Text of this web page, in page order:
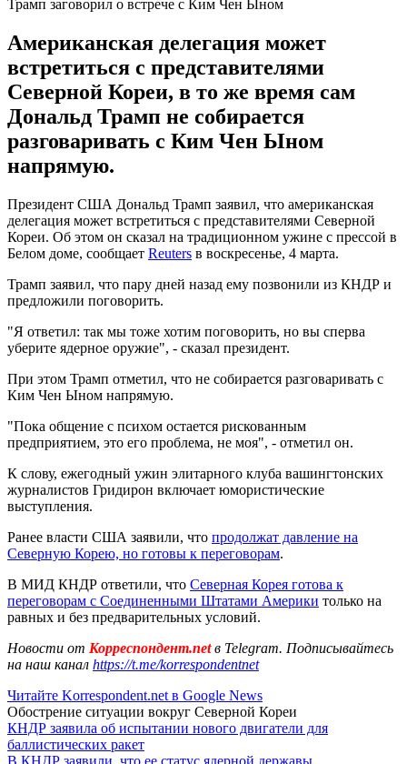
Трамп заговорил о встрече с Ким Чен Ыном
Американская делегация может
встретиться с представителями
Северной Кореи, в то же время сам
Дональд Трамп не собирается
разговаривать с Ким Чен Ыном
напрямую.
Президент США Дональд Трамп заявил, что американская
делегация может встретиться с представителями Северной
Кореи. Об этом он сказал на традиционном ужине с прессой в
Белом доме, сообщает Reuters в воскресенье, 4 марта.
Трамп заявил, что пару дней назад ему позвонили из КНДР и
предложили поговорить.
"Я ответил: так мы тоже хотим поговорить, но вы сперва
уберите ядерное оружие", - сказал президент.
При этом Трамп отметил, что не собирается разговаривать с
Ким Чен Ыном напрямую.
"Пока общение с психом остается рискованным
предприятием, это его проблема, не моя", - отметил он.
К слову, ежегодный ужин элитарного клуба вашингтонских
журналистов Гридирон включает юмористические
выступления.
Ранее власти США заявили, что продолжат давление на
Северную Корею, но готовы к переговорам.
В МИД КНДР ответили, что Северная Корея готова к
переговорам с Соединенными Штатами Америки только на
равных и без предварительных условий.
Новости от Корреспондент.netв Telegram. Подписывайтесь
на наш канал https://t.me/korrespondentnet
Читайте Korrespondent.net в Google News
Обострение ситуации вокруг Северной Кореи
КНДР заявила об испытании нового двигатели для
баллистических ракет
В КНДР заявили, что ее статус ядерной державы